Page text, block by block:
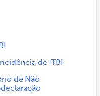
de ITBI
de Não